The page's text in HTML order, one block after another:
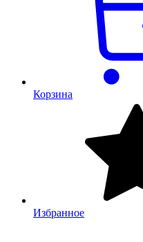
Корзина
Избранное